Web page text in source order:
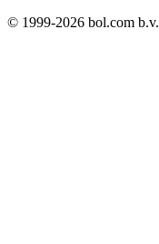
© 1999-2026 bol.com b.v.